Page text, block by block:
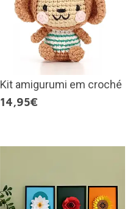
Kit amigurumi em croché
14,95€